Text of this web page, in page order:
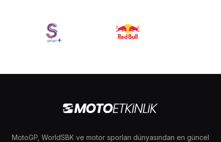
MotoGP, WorldSBK ve motor sporları dünyasından en güncel